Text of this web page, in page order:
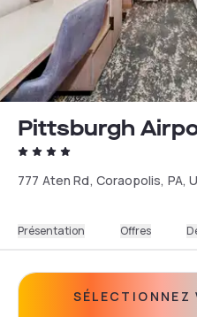
Pittsburgh
777 Aten Rd, Coraopolis, PA,
Présentation Offres
SÉLECTIONNEZ